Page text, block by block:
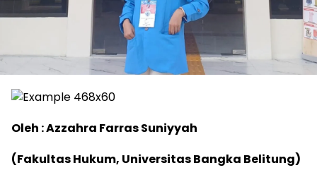
Oleh : Azzahra Farras Suniyyah
(Fakultas Hukum, Universitas Bangka Belitung)